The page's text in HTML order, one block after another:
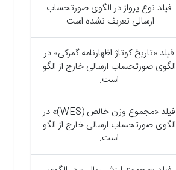
فیلد نوع پرواز در الگوی صورتحساب
ارسالی تعریف نشده است.
فیلد «تاریخ کوتاژ اظهارنامه گمرکی» در
الگوی صورتحساب ارسالی خارج از الگو
است.
فیلد «مجموع وزن خالص (WES)» در
الگوی صورتحساب ارسالی خارج از الگو
است.